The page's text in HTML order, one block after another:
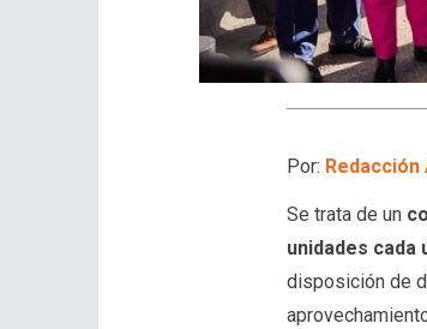
Por:
Se trata de un
unidades cada
disposición de